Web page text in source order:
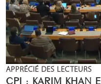
APPRÉCIÉ DES LECTEURS
CPI : KARIM KHAN